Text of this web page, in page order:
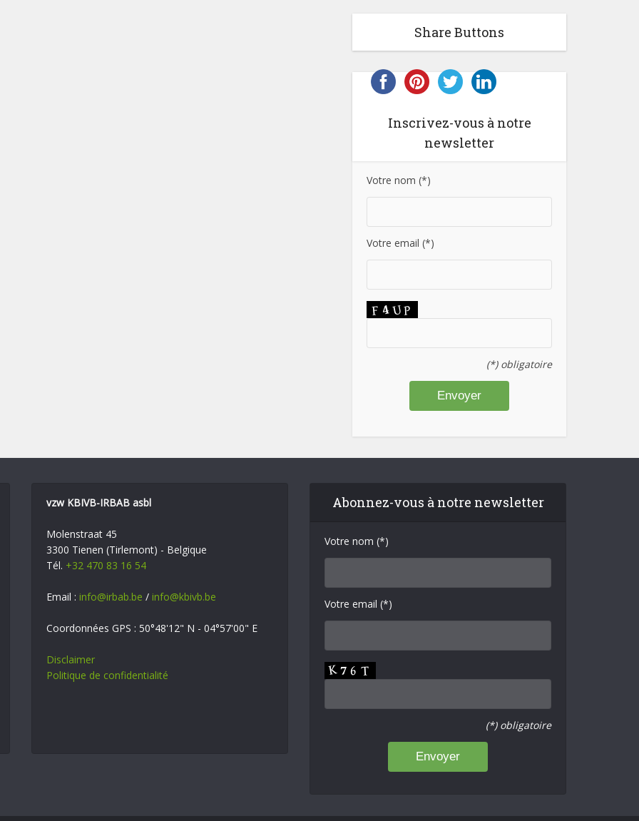
Share Buttons
Inscrivez-vous à notre
newsletter
Votre nom (*)
Votre email (*)
(*) obligatoire
vzw KBIVB-IRBAB asbl
Molenstraat 45
3300 Tienen (Tirlemont) - Belgique
Tél. +32 470 83 16 54
Email : info@irbab.be / info@kbivb.be
Coordonnées GPS : 50°48'12" N - 04°57'00" E
Disclaimer
Politique de confidentialité
Abonnez-vous à notre newsletter
Votre nom (*)
Votre email (*)
(*) obligatoire